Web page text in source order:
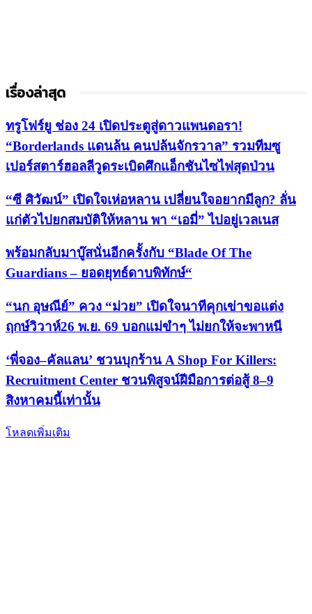
เรื่องล่าสุด
ทรูโฟร์ยู ช่อง 24 เปิดประตูสู่ดาวแพนดอรา!
“Borderlands แดนล้น คนปล้นจักรวาล” รวมทีมซู
เปอร์สตาร์ฮอลลีวูดระเบิดศึกแอ็กชันไซไฟสุดป่วน
“ซี ศิวัฒน์” เปิดใจเห่อหลาน เปลี่ยนใจอยากมีลูก? ลั่น
แก่ตัวไปยกสมบัติให้หลาน พา “เอมี่” ไปอยู่เวลเนส
พร้อมกลับมาบู๊สนั่นอีกครั้งกับ “Blade Of The
Guardians – ยอดยุทธ์ดาบพิทักษ์“
“นก อุษณีย์” ควง “ม่วย” เปิดใจนาทีคุกเข่าขอแต่ง
ฤกษ์วิวาห์26 พ.ย. 69 บอกแม่ขำๆ ไม่ยกให้จะพาหนี
‘พี่จอง–คัลแลน’ ชวนบุกร้าน A Shop For Killers:
Recruitment Center ชวนพิสูจน์ฝีมือการต่อสู้ 8–9
สิงหาคมนี้เท่านั้น
โหลดเพิ่มเติม